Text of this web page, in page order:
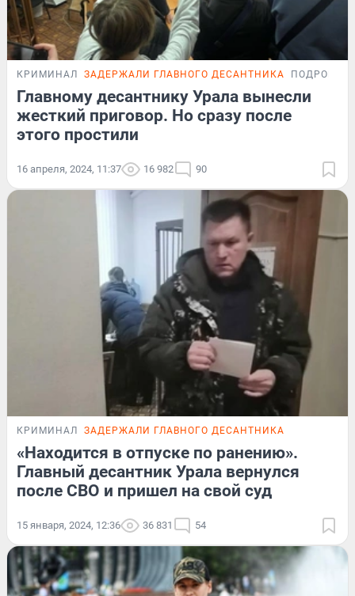
КРИМИНАЛ ЗАДЕРЖАЛИ ГЛАВНОГО ДЕСАНТНИКА
Главному десантнику Урала вынесли
жесткий приговор. Но сразу после
этого простили
16 апреля, 2024, 11:37 16 982 90
КРИМИНАЛ ЗАДЕРЖАЛИ ГЛАВНОГО ДЕСАНТНИКА
«Находится в отпуске по ранению».
Главный десантник Урала вернулся
после СВО и пришел на свой суд
15 января, 2024, 12:36 36 831 54